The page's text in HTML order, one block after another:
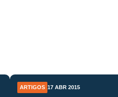
ARTIGOS 17 ABR 2015